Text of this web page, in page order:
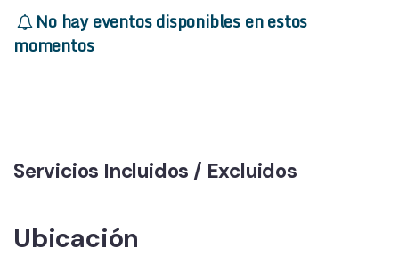
No hay eventos disponibles en estos
momentos
Servicios Incluidos / Excluidos
Ubicación